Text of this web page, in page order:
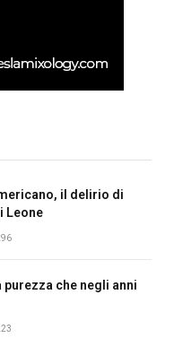
il delirio di
Leone
che negli anni